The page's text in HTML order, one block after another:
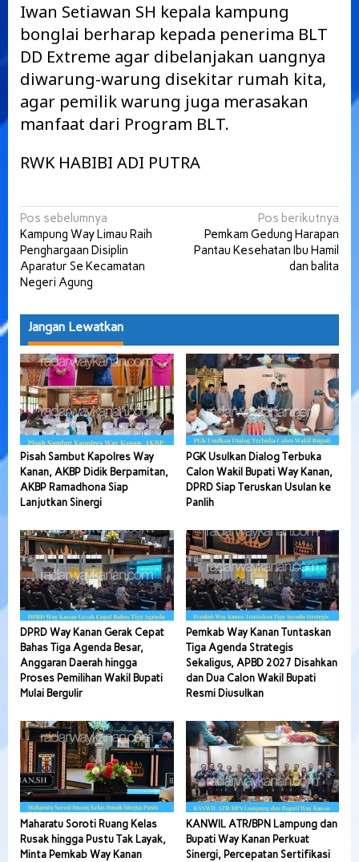
Iwan Setiawan SH kepala kampung
bonglai berharap kepada penerima BLT
DD Extreme agar dibelanjakan uangnya
diwarung-warung disekitar rumah kita,
agar pemilik warung juga merasakan
manfaat dari Program BLT.
RWK HABIBI ADI PUTRA
Navigasi
pos
Pos sebelumnya
Kampung Way Limau Raih
Penghargaan Disiplin
Aparatur Se Kecamatan
Negeri Agung
Pos berikutnya
Pemkam Gedung Harapan
Pantau Kesehatan Ibu Hamil
dan balita
Jangan Lewatkan
Pisah Sambut Kapolres Way
Kanan, AKBP Didik Berpamitan,
AKBP Ramadhona Siap
Lanjutkan Sinergi
PGK Usulkan Dialog Terbuka
Calon Wakil Bupati Way Kanan,
DPRD Siap Teruskan Usulan ke
Panlih
DPRD Way Kanan Gerak Cepat
Bahas Tiga Agenda Besar,
Anggaran Daerah hingga
Proses Pemilihan Wakil Bupati
Mulai Bergulir
Pemkab Way Kanan Tuntaskan
Tiga Agenda Strategis
Sekaligus, APBD 2027 Disahkan
dan Dua Calon Wakil Bupati
Resmi Diusulkan
Maharatu Soroti Ruang Kelas
Rusak hingga Pustu Tak Layak,
Minta Pemkab Way Kanan
KANWIL ATR/BPN Lampung dan
Bupati Way Kanan Perkuat
Sinergi, Percepatan Sertifikasi